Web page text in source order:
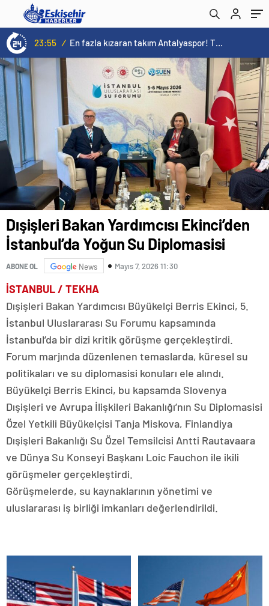
23:55 / En fazla kızaran takım Antalyaspor! Tam 5 futbolcu….
Dışişleri Bakan Yardımcısı Ekinci’den
İstanbul’da Yoğun Su Diplomasisi
ABONE OL News Mayıs 7, 2026 11:30
İSTANBUL / TEKHA
Dışişleri Bakan Yardımcısı Büyükelçi Berris Ekinci, 5.
İstanbul Uluslararası Su Forumu kapsamında
İstanbul’da bir dizi kritik görüşme gerçekleştirdi.
Forum marjında düzenlenen temaslarda, küresel su
politikaları ve su diplomasisi konuları ele alındı.
Büyükelçi Berris Ekinci, bu kapsamda Slovenya
Dışişleri ve Avrupa İlişkileri Bakanlığı’nın Su Diplomasisi
Özel Yetkili Büyükelçisi Tanja Miskova, Finlandiya
Dışişleri Bakanlığı Su Özel Temsilcisi Antti Rautavaara
ve Dünya Su Konseyi Başkanı Loic Fauchon ile ikili
görüşmeler gerçekleştirdi.
Görüşmelerde, su kaynaklarının yönetimi ve
uluslararası iş birliği imkanları değerlendirildi.